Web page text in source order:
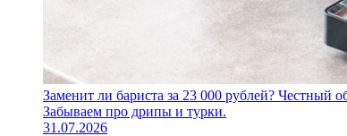
Заменит ли бариста за 23 000 рублей?
Забываем про дрипы и турки.
31.07.2026